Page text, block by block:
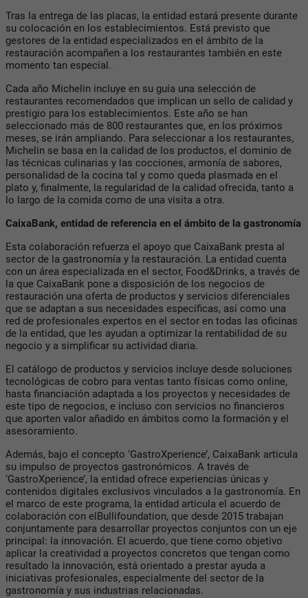
Tras la entrega de las placas, la entidad estará presente durante
su colocación en los establecimientos. Está previsto que
gestores de la entidad especializados en el ámbito de la
restauración acompañen a los restaurantes también en este
momento tan especial.
Cada año Michelin incluye en su guía una selección de
restaurantes recomendados que implican un sello de calidad y
prestigio para los establecimientos. Este año se han
seleccionado más de 800 restaurantes que, en los próximos
meses, se irán ampliando. Para seleccionar a los restaurantes,
Michelin se basa en la calidad de los productos, el dominio de
las técnicas culinarias y las cocciones, armonía de sabores,
personalidad de la cocina tal y como queda plasmada en el
plato y, finalmente, la regularidad de la calidad ofrecida, tanto a
lo largo de la comida como de una visita a otra.
CaixaBank, entidad de referencia en el ámbito de la gastronomía
Esta colaboración refuerza el apoyo que CaixaBank presta al
sector de la gastronomía y la restauración. La entidad cuenta
con un área especializada en el sector, Food&Drinks, a través de
la que CaixaBank pone a disposición de los negocios de
restauración una oferta de productos y servicios diferenciales
que se adaptan a sus necesidades específicas, así como una
red de profesionales expertos en el sector en todas las oficinas
de la entidad, que les ayudan a optimizar la rentabilidad de su
negocio y a simplificar su actividad diaria.
El catálogo de productos y servicios incluye desde soluciones
tecnológicas de cobro para ventas tanto físicas como online,
hasta financiación adaptada a los proyectos y necesidades de
este tipo de negocios, e incluso con servicios no financieros
que aporten valor añadido en ámbitos como la formación y el
asesoramiento.
Además, bajo el concepto ‘GastroXperience’, CaixaBank articula
su impulso de proyectos gastronómicos. A través de
‘GastroXperience’, la entidad ofrece experiencias únicas y
contenidos digitales exclusivos vinculados a la gastronomía. En
el marco de este programa, la entidad articula el acuerdo de
colaboración con elBullifoundation, que desde 2015 trabajan
conjuntamente para desarrollar proyectos conjuntos con un eje
principal: la innovación. El acuerdo, que tiene como objetivo
aplicar la creatividad a proyectos concretos que tengan como
resultado la innovación, está orientado a prestar ayuda a
iniciativas profesionales, especialmente del sector de la
gastronomía y sus industrias relacionadas.